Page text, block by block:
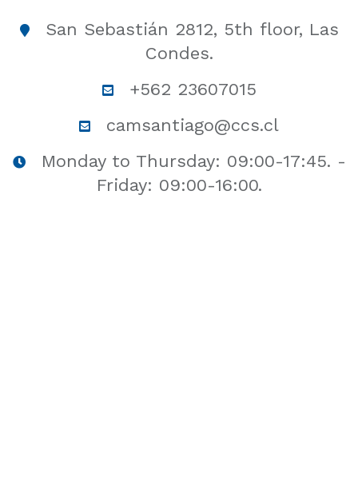
San Sebastián 2812, 5th floor, Las
Condes.
+562 23607015
camsantiago@ccs.cl
Monday to Thursday: 09:00-17:45. -
Friday: 09:00-16:00.